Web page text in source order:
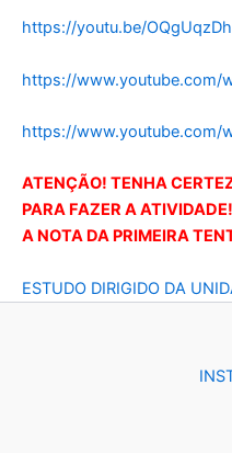
https://youtu.be/
https://www.youtube.com/
https://www.youtube.com/
ATENÇÃO! TENHA
PARA FAZER A
A NOTA DA PRIMEIRA
ESTUDO DIRIGIDO DA